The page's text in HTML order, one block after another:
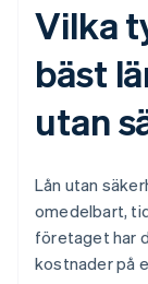
Vilka
bäst
utan
Lån utan
omedelbart,
företaget har
kostnader på